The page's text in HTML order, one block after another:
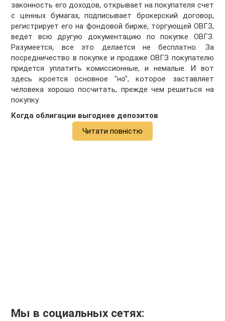
законность его доходов, открывает на покупателя счет
с ценных бумагах, подписывает брокерский договор,
регистрирует его на фондовой бирже, торгующей ОВГЗ,
ведет всю другую документацию по покупке ОВГЗ.
Разумеется, все это делается не бесплатно. За
посредничество в покупке и продаже ОВГЗ покупателю
придется уплатить комиссионные, и немалые. И вот
здесь кроется основное "но", которое заставляет
человека хорошо посчитать, прежде чем решиться на
покупку.
Когда облигации выгоднее депозитов
Читати повністю
Мы в социальных сетях: